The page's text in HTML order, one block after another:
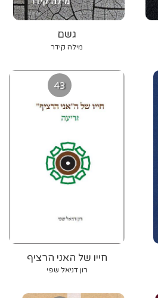
גשם
מילה קידר
43
חייו של האני הרציף
רון דניאל שפי